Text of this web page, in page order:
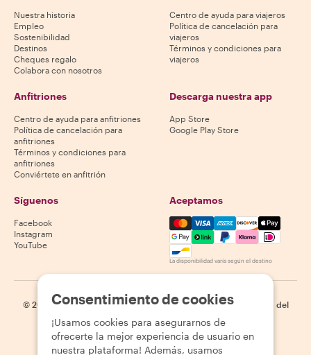
Nuestra historia
Empleo
Sostenibilidad
Destinos
Cheques regalo
Colabora con nosotros
Centro de ayuda para viajeros
Política de cancelación para
viajeros
Términos y condiciones para
viajeros
Anfitriones
Centro de ayuda para anfitriones
Política de cancelación para
anfitriones
Términos y condiciones para
anfitriones
Conviértete en anfitrión
Descarga nuestra app
App Store
Google Play Store
Síguenos
Facebook
Instagram
YouTube
Aceptamos
Mastercard, Visa, Amex,
La disponibilidad varía según el destino
© 2026 Withlocals.com | Política de privacidad | Cookies
Mapa del
Consentimiento de cookies
¡Usamos cookies para asegurarnos de
ofrecerte la mejor experiencia de usuario en
nuestra plataforma! Además, usamos